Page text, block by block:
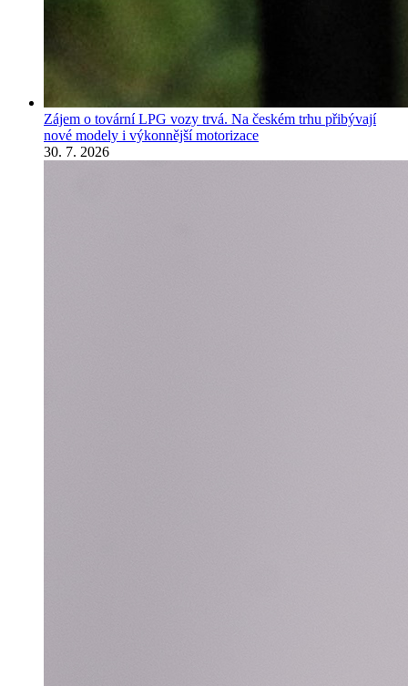
Zájem o tovární LPG vozy trvá. Na českém trhu přibývají
nové modely i výkonnější motorizace
30. 7. 2026